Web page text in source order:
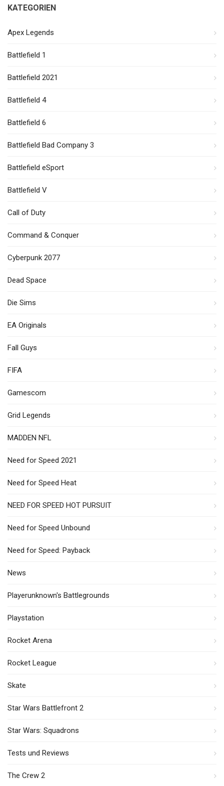
KATEGORIEN
Apex Legends
Battlefield 1
Battlefield 2021
Battlefield 4
Battlefield 6
Battlefield Bad Company 3
Battlefield eSport
Battlefield V
Call of Duty
Command & Conquer
Cyberpunk 2077
Dead Space
Die Sims
EA Originals
Fall Guys
FIFA
Gamescom
Grid Legends
MADDEN NFL
Need for Speed 2021
Need for Speed Heat
NEED FOR SPEED HOT PURSUIT
Need for Speed Unbound
Need for Speed: Payback
News
Playerunknown's Battlegrounds
Playstation
Rocket Arena
Rocket League
Skate
Star Wars Battlefront 2
Star Wars: Squadrons
Tests und Reviews
The Crew 2